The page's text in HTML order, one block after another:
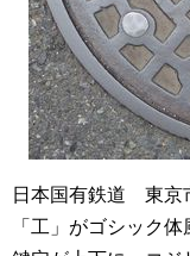
日本国有鉄道 東京
「工」がゴシック体